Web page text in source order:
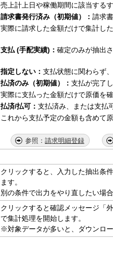
売上計上日や稼働期間に該当する
請求書発行済み（初期値）： 請求
実際に請求した金額だけで集計し
支払 (手配実績)： 確定のみが抽出さ
指定しない： 支払状態に関わらず
払済のみ（初期値）： 支払が完了
実際に支払った金額だけで原価を
払済/払可： 支払済み、または支払
これから支払予定の金額も含めて
請求明細登録
クリックすると、入力した抽出条
ます。
別の条件で出力をやり直したい場
クリックすると確認メッセージ「
で集計処理を開始します。
※対象データが多いと、ダウンロ